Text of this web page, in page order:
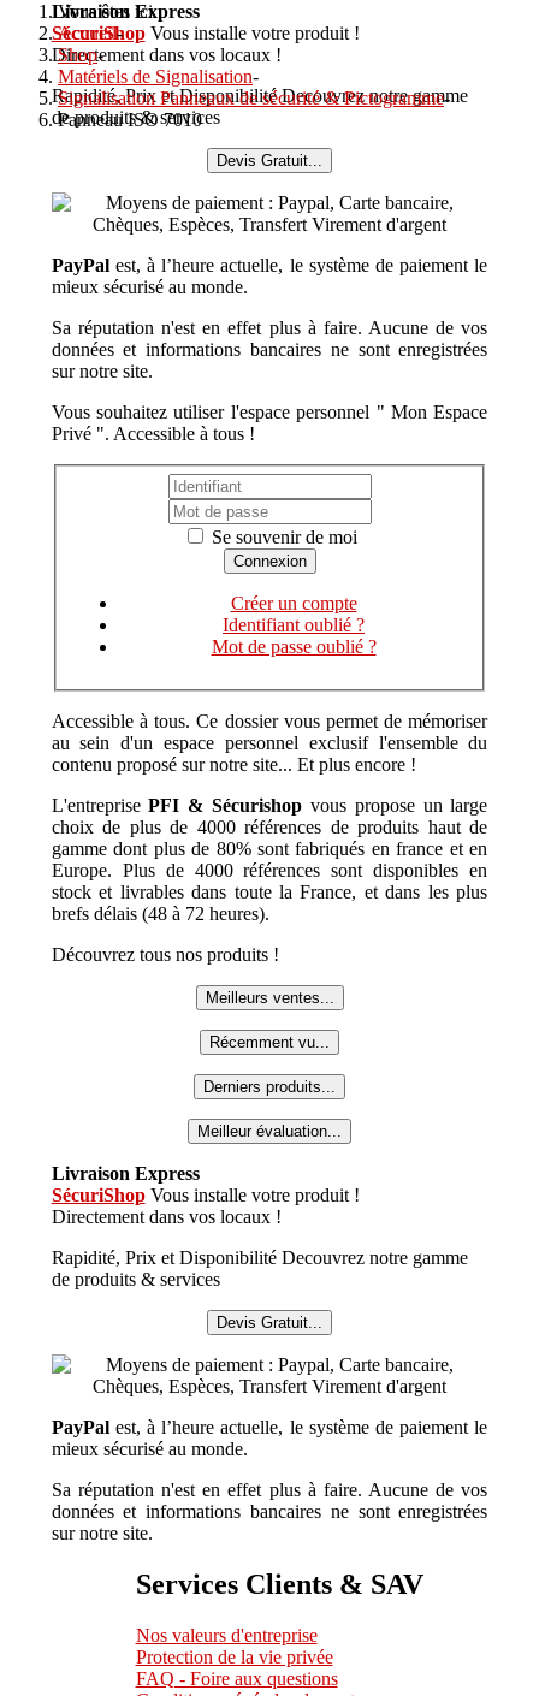
Vous êtes ici :
Accueil-
Shop-
Matériels de Signalisation-
Signalisation Panneaux de sécurité & Pictogramme-
Panneau ISO 7010
Livraison Express
SécuriShopVous installe votre produit !
Directement dans vos locaux !
Rapidité, Prix et Disponibilité Decouvrez notre gamme
de produits & services
Devis Gratuit...
PayPalest, à l’heure actuelle, le système de paiement le
mieux sécurisé au monde.
Sa réputation n'est en effet plus à faire. Aucune de vos
données et informations bancaires ne sont enregistrées
sur notre site.
Vous souhaitez utiliser l'espace personnel " Mon Espace
Privé ". Accessible à tous !
Se souvenir de moi
Créer un compte
Identifiant oublié ?
Mot de passe oublié ?
Accessible à tous. Ce dossier vous permet de mémoriser
au sein d'un espace personnel exclusif l'ensemble du
contenu proposé sur notre site... Et plus encore !
L'entreprisePFI & Sécurishop vous propose un large
choix de plus de 4000 références de produits haut de
gamme dont plus de 80% sont fabriqués en france et en
Europe. Plus de 4000 références sont disponibles en
stock et livrables dans toute la France, et dans les plus
brefs délais (48 à 72 heures).
Découvrez tous nos produits !
Meilleurs ventes...
Récemment vu...
Derniers produits...
Meilleur évaluation...
Livraison Express
SécuriShopVous installe votre produit !
Directement dans vos locaux !
Rapidité, Prix et Disponibilité Decouvrez notre gamme
de produits & services
Devis Gratuit...
PayPalest, à l’heure actuelle, le système de paiement le
mieux sécurisé au monde.
Sa réputation n'est en effet plus à faire. Aucune de vos
données et informations bancaires ne sont enregistrées
sur notre site.
Services Clients & SAV
Nos valeurs d'entreprise
Protection de la vie privée
FAQ - Foire aux questions